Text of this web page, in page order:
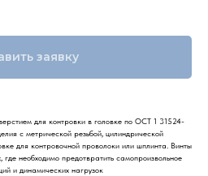
заявку
для контровки в головке по ОСТ 1 31524-
с метрической резьбой, цилиндрической
для контровочной проволоки или шплинта. Винты
необходимо предотвратить самопроизвольное
и динамических нагрузок